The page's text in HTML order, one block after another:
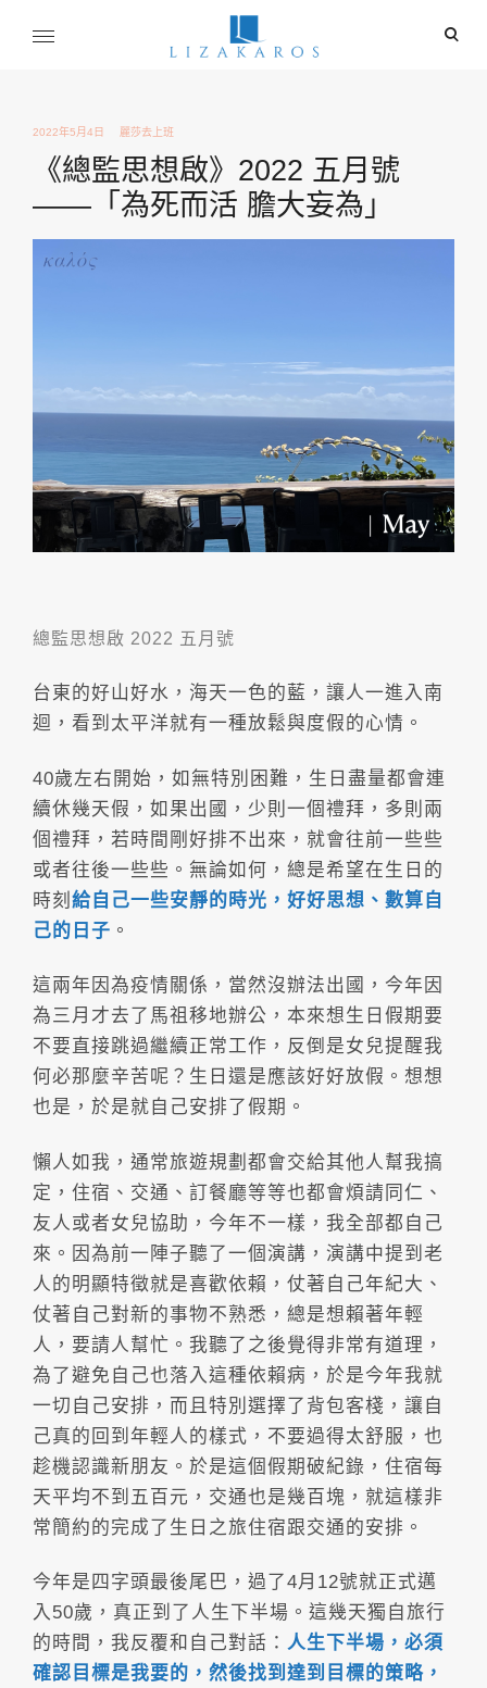
open
2022年5月4日 麗莎去上班
《總監思想啟》2022 五月號
——「為死而活 膽大妄為」
總監思想啟 2022 五月號
台東的好山好水，海天一色的藍，讓人一進入南
迴，看到太平洋就有一種放鬆與度假的心情。
40歲左右開始，如無特別困難，生日盡量都會連
續休幾天假，如果出國，少則一個禮拜，多則兩
個禮拜，若時間剛好排不出來，就會往前一些些
或者往後一些些。無論如何，總是希望在生日的
時刻 給自己一些安靜的時光，好好思想、數算自
己的日子 。
這兩年因為疫情關係，當然沒辦法出國，今年因
為三月才去了馬祖移地辦公，本來想生日假期要
不要直接跳過繼續正常工作，反倒是女兒提醒我
何必那麼辛苦呢？生日還是應該好好放假。想想
也是，於是就自己安排了假期。
懶人如我，通常旅遊規劃都會交給其他人幫我搞
定，住宿、交通、訂餐廳等等也都會煩請同仁、
友人或者女兒協助，今年不一樣，我全部都自己
來。因為前一陣子聽了一個演講，演講中提到老
人的明顯特徵就是喜歡依賴，仗著自己年紀大、
仗著自己對新的事物不熟悉，總是想賴著年輕
人，要請人幫忙。我聽了之後覺得非常有道理，
為了避免自己也落入這種依賴病，於是今年我就
一切自己安排，而且特別選擇了背包客棧，讓自
己真的回到年輕人的樣式，不要過得太舒服，也
趁機認識新朋友。於是這個假期破紀錄，住宿每
天平均不到五百元，交通也是幾百塊，就這樣非
常簡約的完成了生日之旅住宿跟交通的安排。
今年是四字頭最後尾巴，過了4月12號就正式邁
入50歲，真正到了人生下半場。這幾天獨自旅行
的時間，我反覆和自己對話： 人生下半場，必須
確認目標是我要的，然後找到達到目標的策略，